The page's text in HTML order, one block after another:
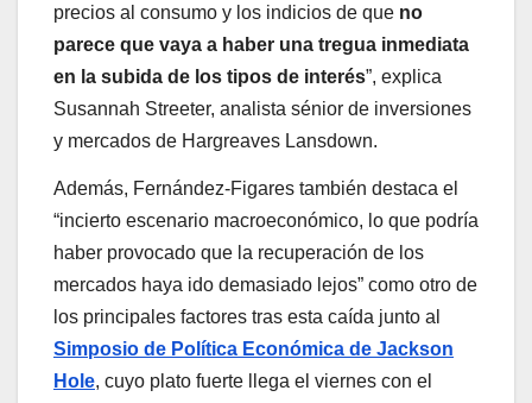
precios al consumo y los indicios de que no
parece que vaya a haber una tregua inmediata
en la subida de los tipos de interés”, explica
Susannah Streeter, analista sénior de inversiones
y mercados de Hargreaves Lansdown.
Además, Fernández-Figares también destaca el
“incierto escenario macroeconómico, lo que podría
haber provocado que la recuperación de los
mercados haya ido demasiado lejos” como otro de
los principales factores tras esta caída junto al
Simposio de Política Económica de Jackson
Hole, cuyo plato fuerte llega el viernes con el